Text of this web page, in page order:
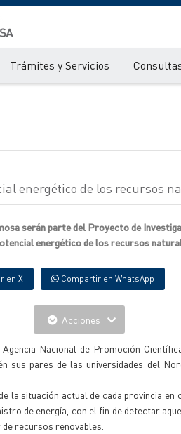
Trámites y Servicios
energético de los recursos
serán parte del Proyecto de
energético de los recursos
en X Compartir en WhatsApp
Acciones
Nacional de Promoción
sus pares de las universidades del
la situación actual de cada provincia
de energía, con el fin de detectar
recursos renovables.